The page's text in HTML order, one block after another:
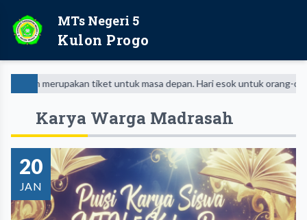
MTs Negeri 5
Kulon Progo
tiket untuk masa depan. Hari esok untuk orang-orang yang
Karya Warga Madrasah
20
JAN